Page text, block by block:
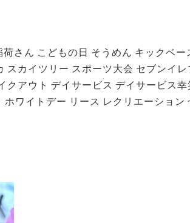
荷さん こどもの日 そうめん キックベー
スカイツリー スポーツ大会 セブンイレ
クアウト デイサービス デイサービス幸
ホワイトデー リース レクリエーション